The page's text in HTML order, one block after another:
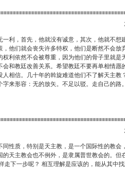
一利，首先，他就没有诚意，其次，他就不想
，他们就会丧失许多特权，他们是断然不会放
权利依然不会被尊重，因为他们的骨子里就是
会和教廷改善关系。希望教廷不要再单相情愿
人相信。几十年的斡旋难道他们不了解天主教
字来形容：无的放矢。不足以驳。走自己的路
性质，特别是天主教，是一个国际性的教会
的天主教会也不例外，是隶属普世教会的。但
走下一步呢？ 相互理解是应该的，能从其中